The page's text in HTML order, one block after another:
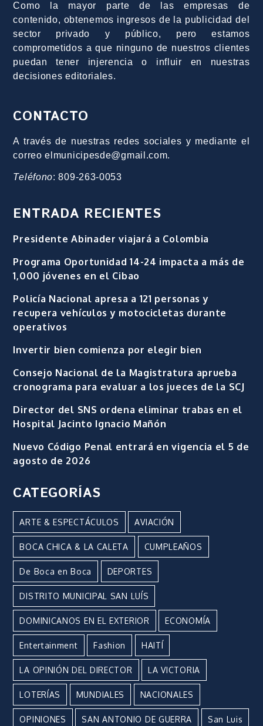
Como la mayor parte de las empresas de
contenido, obtenemos ingresos de la publicidad del
sector privado y público, pero estamos
comprometidos a que ninguno de nuestros clientes
puedan tener injerencia o influir en nuestras
decisiones editoriales.
CONTACTO
A través de nuestras redes sociales y mediante el
correo elmunicipesde@gmail.com.
Teléfono: 809-263-0053
ENTRADA RECIENTES
Presidente Abinader viajará a Colombia
Programa Oportunidad 14-24 impacta a más de
1,000 jóvenes en el Cibao
Policía Nacional apresa a 121 personas y
recupera vehículos y motocicletas durante
operativos
Invertir bien comienza por elegir bien
Consejo Nacional de la Magistratura aprueba
cronograma para evaluar a los jueces de la SCJ
Director del SNS ordena eliminar trabas en el
Hospital Jacinto Ignacio Mañón
Nuevo Código Penal entrará en vigencia el 5 de
agosto de 2026
CATEGORÍAS
ARTE & ESPECTÁCULOS AVIACIÓN
BOCA CHICA & LA CALETA CUMPLEAÑOS
De Boca en Boca DEPORTES
DISTRITO MUNICIPAL SAN LUÍS
DOMINICANOS EN EL EXTERIOR ECONOMÍA
Entertainment Fashion HAITÍ
LA OPINIÓN DEL DIRECTOR LA VICTORIA
LOTERÍAS MUNDIALES NACIONALES
OPINIONES SAN ANTONIO DE GUERRA San Luis